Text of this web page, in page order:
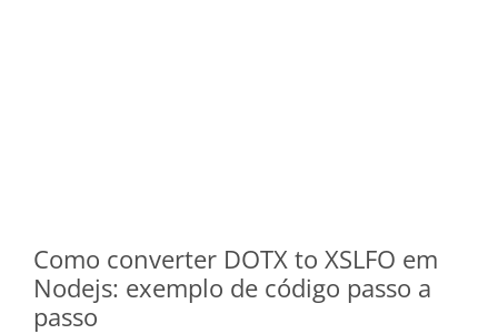
Como converter DOTX to XSLFO em
Nodejs: exemplo de código passo a
passo